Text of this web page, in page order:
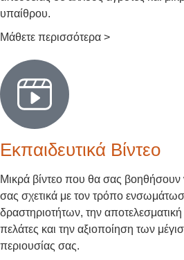
υπαίθρου.
Μάθετε περισσότερα >
Εκπαιδευτικά Βίντεο
Μικρά βίντεο που θα σας βοηθήσουν
σας σχετικά με τον τρόπο
δραστηριοτήτων, την
πελάτες και την αξιοποίηση των
περιουσίας σας.